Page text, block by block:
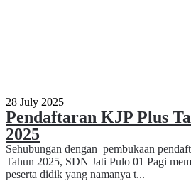
28 July 2025
Pendaftaran KJP Plus
2025
Sehubungan dengan pembukaan
Tahun 2025, SDN Jati Pulo 01 Pagi
peserta didik yang namanya t...